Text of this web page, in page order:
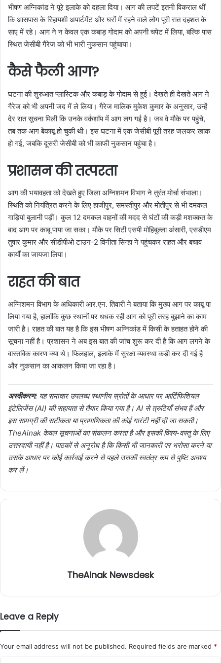
भीषण अग्निकांड ने पूरे इलाके को दहला दिया। आग की लपटें इतनी विकराल थीं
कि आसपास के रिहायशी अपार्टमेंट और घरों में रहने वाले लोग पूरी रात दहशत के
साए में रहे। आग ने न केवल एक कबाड़ गोदाम को अपनी चपेट में लिया, बल्कि पास
स्थित जेसीबी गैरेज को भी भारी नुकसान पहुंचाया।
कैसे फैली आग?
घटना की शुरुआत प्लास्टिक और कबाड़ के गोदाम से हुई। देखते ही देखते आग ने
गैरेज को भी अपनी जद में ले लिया। गैरेज मालिक मुकेश कुमार के अनुसार, उन्हें
देर रात सूचना मिली कि उनके वर्कशॉप में आग लग गई है। जब वे मौके पर पहुंचे,
तब तक आग बेकाबू हो चुकी थी। इस घटना में एक जेसीबी पूरी तरह जलकर खाक
हो गई, जबकि दूसरी जेसीबी को भी काफी नुकसान पहुंचा है।
प्रशासन की तत्परता
आग की भयावहता को देखते हुए जिला अग्निशमन विभाग ने तुरंत मोर्चा संभाला।
स्थिति को नियंत्रित करने के लिए हाजीपुर, समस्तीपुर और मोतीपुर से भी दमकल
गाड़ियां बुलानी पड़ीं। कुल 12 दमकल वाहनों की मदद से घंटों की कड़ी मशक्कत के
बाद आग पर काबू पाया जा सका। मौके पर सिटी एसपी मोहिबुल्ला अंसारी, एसडीएम
तुषार कुमार और सीडीपीओ टाउन-2 विनीता सिन्हा ने पहुंचकर राहत और बचाव
कार्यों का जायजा लिया।
राहत की बात
अग्निशमन विभाग के अधिकारी आर.एन. तिवारी ने बताया कि मुख्य आग पर काबू पा
लिया गया है, हालांकि कुछ स्थानों पर धधक रही आग को पूरी तरह बुझाने का काम
जारी है। राहत की बात यह है कि इस भीषण अग्निकांड में किसी के हताहत होने की
सूचना नहीं है। प्रशासन ने अब इस बात की जांच शुरू कर दी है कि आग लगने के
वास्तविक कारण क्या थे। फिलहाल, इलाके में सुरक्षा व्यवस्था कड़ी कर दी गई है
और नुकसान का आकलन किया जा रहा है।
अस्वीकरण: यह समाचार उपलब्ध स्थानीय स्रोतों के आधार पर आर्टिफिशियल
इंटेलिजेंस (AI) की सहायता से तैयार किया गया है। AI से त्रुटियाँ संभव हैं और
इस सामग्री की सटीकता या प्रामाणिकता की कोई गारंटी नहीं दी जा सकती।
TheAinak केवल सूचनाओं का संकलन करता है और इसकी विषय-वस्तु के लिए
उत्तरदायी नहीं है। पाठकों से अनुरोध है कि किसी भी जानकारी पर भरोसा करने या
उसके आधार पर कोई कार्रवाई करने से पहले उसकी स्वतंत्र रूप से पुष्टि अवश्य
कर लें।
TheAinak Newsdesk
Leave a Reply
Your email address will not be published. Required fields are marked *